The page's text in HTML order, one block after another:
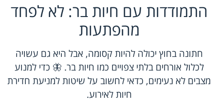
התמודדות עם חיות בר: לא לפחד
מהפתעות
חתונה בחוץ יכולה להיות קסומה, אבל היא גם עשויה
לכלול אורחים בלתי צפויים כמו חיות בר. 🦋 כדי למנוע
מצבים לא נעימים, כדאי לחשוב על שיטות למניעת חדירת
חיות לאירוע.